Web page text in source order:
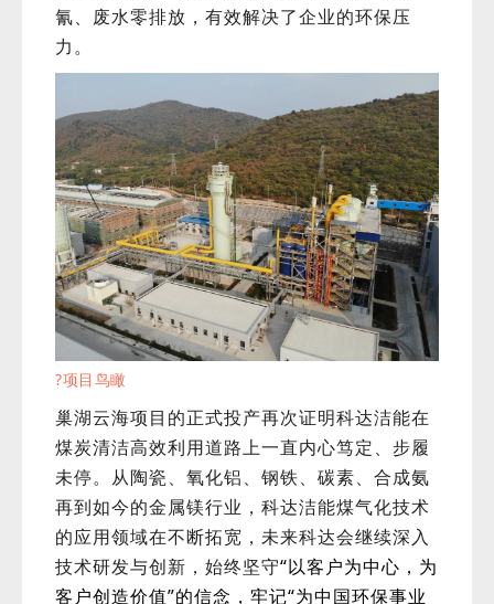
氰、废水零排放，有效解决了企业的环保压
力。
?项目鸟瞰
巢湖云海项目的正式投产再次证明科达洁能在
煤炭清洁高效利用道路上一直内心笃定、步履
未停。从陶瓷、氧化铝、钢铁、碳素、合成氨
再到如今的金属镁行业，科达洁能煤气化技术
的应用领域在不断拓宽，未来科达会继续深入
技术研发与创新，始终坚守“以客户为中心，为
客户创造价值”的信念，牢记“为中国环保事业